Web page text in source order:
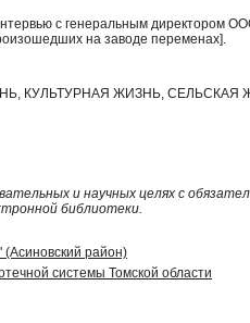
с генеральным директором
на заводе переменах].
КУЛЬТУРНАЯ ЖИЗНЬ, СЕЛЬСКАЯ
и научных целях с
библиотеки.
район)
системы Томской области